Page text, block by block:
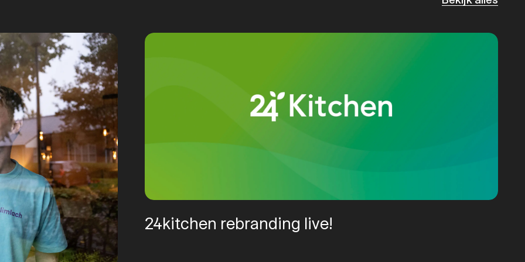
24kitchen rebranding live!